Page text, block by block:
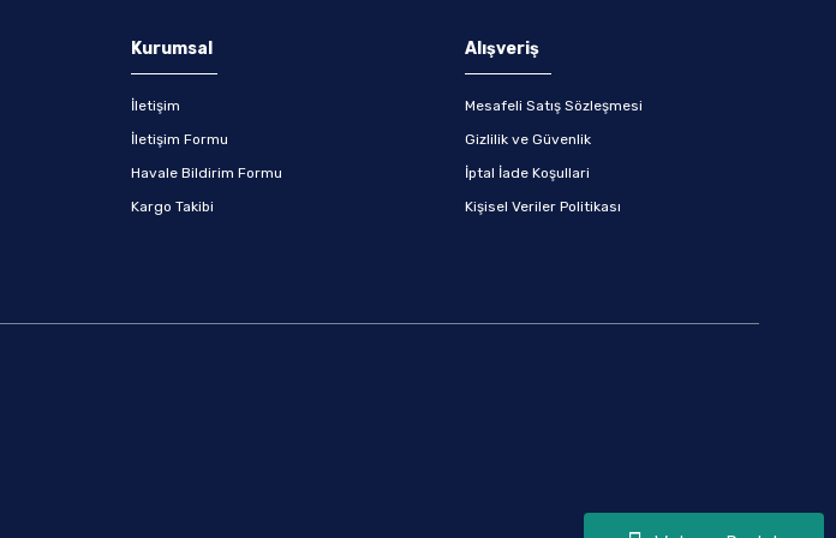
Kurumsal
İletişim
İletişim Formu
Havale Bildirim Formu
Kargo Takibi
Alışveriş
Mesafeli Satış Sözleşmesi
Gizlilik ve Güvenlik
İptal İade Koşullari
Kişisel Veriler Politikası